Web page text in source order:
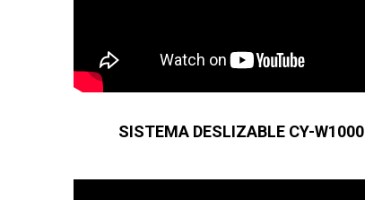
SISTEMA DESLIZABLE CY-W1000